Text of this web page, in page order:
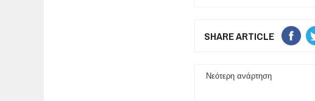
SHARE ARTICLE
Νεότερη ανάρτηση